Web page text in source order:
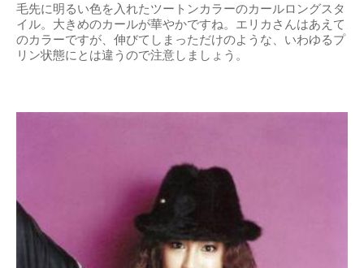
毛先に明るい色を入れたツートンカラーのカールロングスタ
イル。大きめのカールが華やかですね。エリカさんはあえて
のカラーですが、伸びてしまっただけのような、いわゆるプ
リン状態にとは違うので注意しましょう。